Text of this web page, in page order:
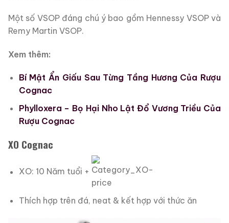
Một số VSOP đáng chú ý bao gồm Hennessy VSOP và
Remy Martin VSOP.
Xem thêm:
Bí Mật Ẩn Giấu Sau Từng Tầng Hương Của Rượu
Cognac
Phylloxera – Bọ Hại Nho Lật Đổ Vương Triều Của
Rượu Cognac
XO Cognac
XO: 10 Năm tuổi +
Thích hợp trên đá, neat & kết hợp với thức ăn